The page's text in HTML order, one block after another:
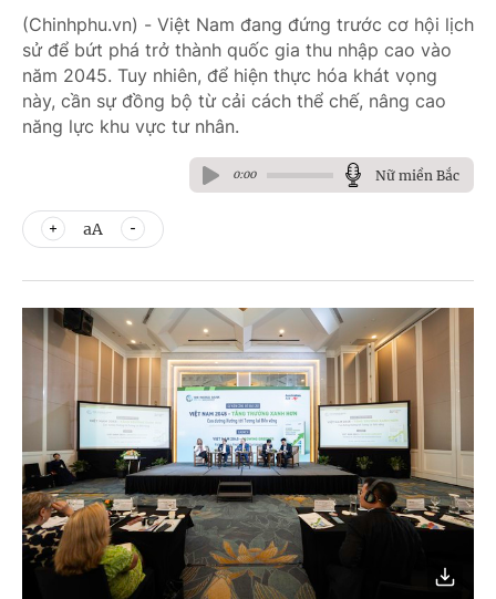
(Chinhphu.vn) - Việt Nam đang đứng trước cơ hội lịch
sử để bứt phá trở thành quốc gia thu nhập cao vào
năm 2045. Tuy nhiên, để hiện thực hóa khát vọng
này, cần sự đồng bộ từ cải cách thể chế, nâng cao
năng lực khu vực tư nhân.
0:00 Nữ miền Bắc
aA